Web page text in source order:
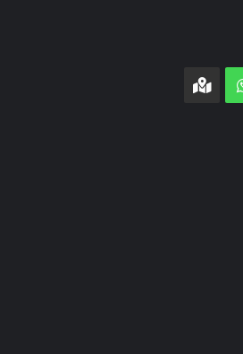
واتسابGoogle